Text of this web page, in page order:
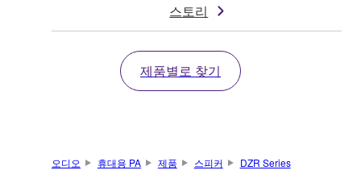
스토리
제품별로 찾기
오디오 휴대용 PA 제품 스피커 DZR Series